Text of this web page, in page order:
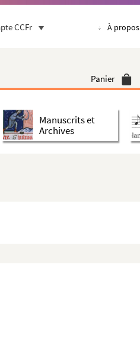
CCFr À propos
Panier
Manuscrits et
Archives